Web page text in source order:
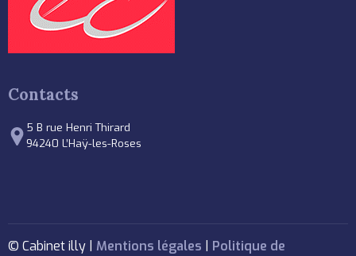
Contacts
5 B rue Henri Thirard
94240 L’Haÿ-les-Roses
© Cabinet illy | Mentions légales
Politique de